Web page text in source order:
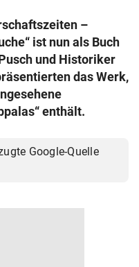
2026
–
ist nun als Buch
und Historiker
das Werk,
enthält.
Google-Quelle